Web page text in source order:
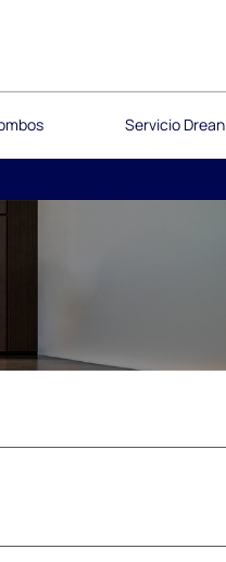
Servicio Drean